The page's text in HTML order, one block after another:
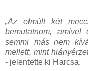
„Az elmúlt két
bemutatnom,
semmi más nem
mellett, mint
- jelentette ki Harcsa.